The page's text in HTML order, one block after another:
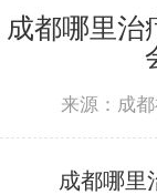
成都哪里治
来源：成
成都哪里